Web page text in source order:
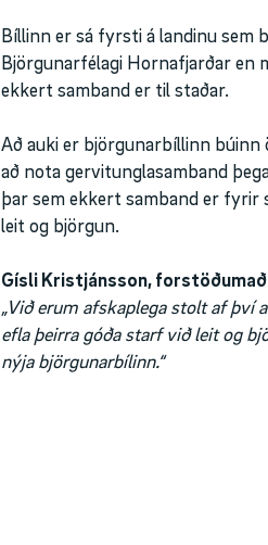
Bíllinn er sá fyrsti á landinu sem
Björgunarfélagi Hornafjarðar en
ekkert samband er til staðar.
Að auki er björgunarbíllinn
að nota gervitunglasamband
þar sem ekkert samband er fyrir
leit og björgun.
Gísli Kristjánsson,
„Við erum afskaplega stolt af því
efla þeirra góða starf við leit og
nýja björgunarbílinn.“